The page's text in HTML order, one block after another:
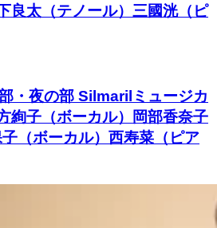
良太（テノール）三國洸（ピ
・夜の部 Silmarilミュージカ
絢子（ボーカル）岡部香奈子
子（ボーカル）西寿菜（ピア